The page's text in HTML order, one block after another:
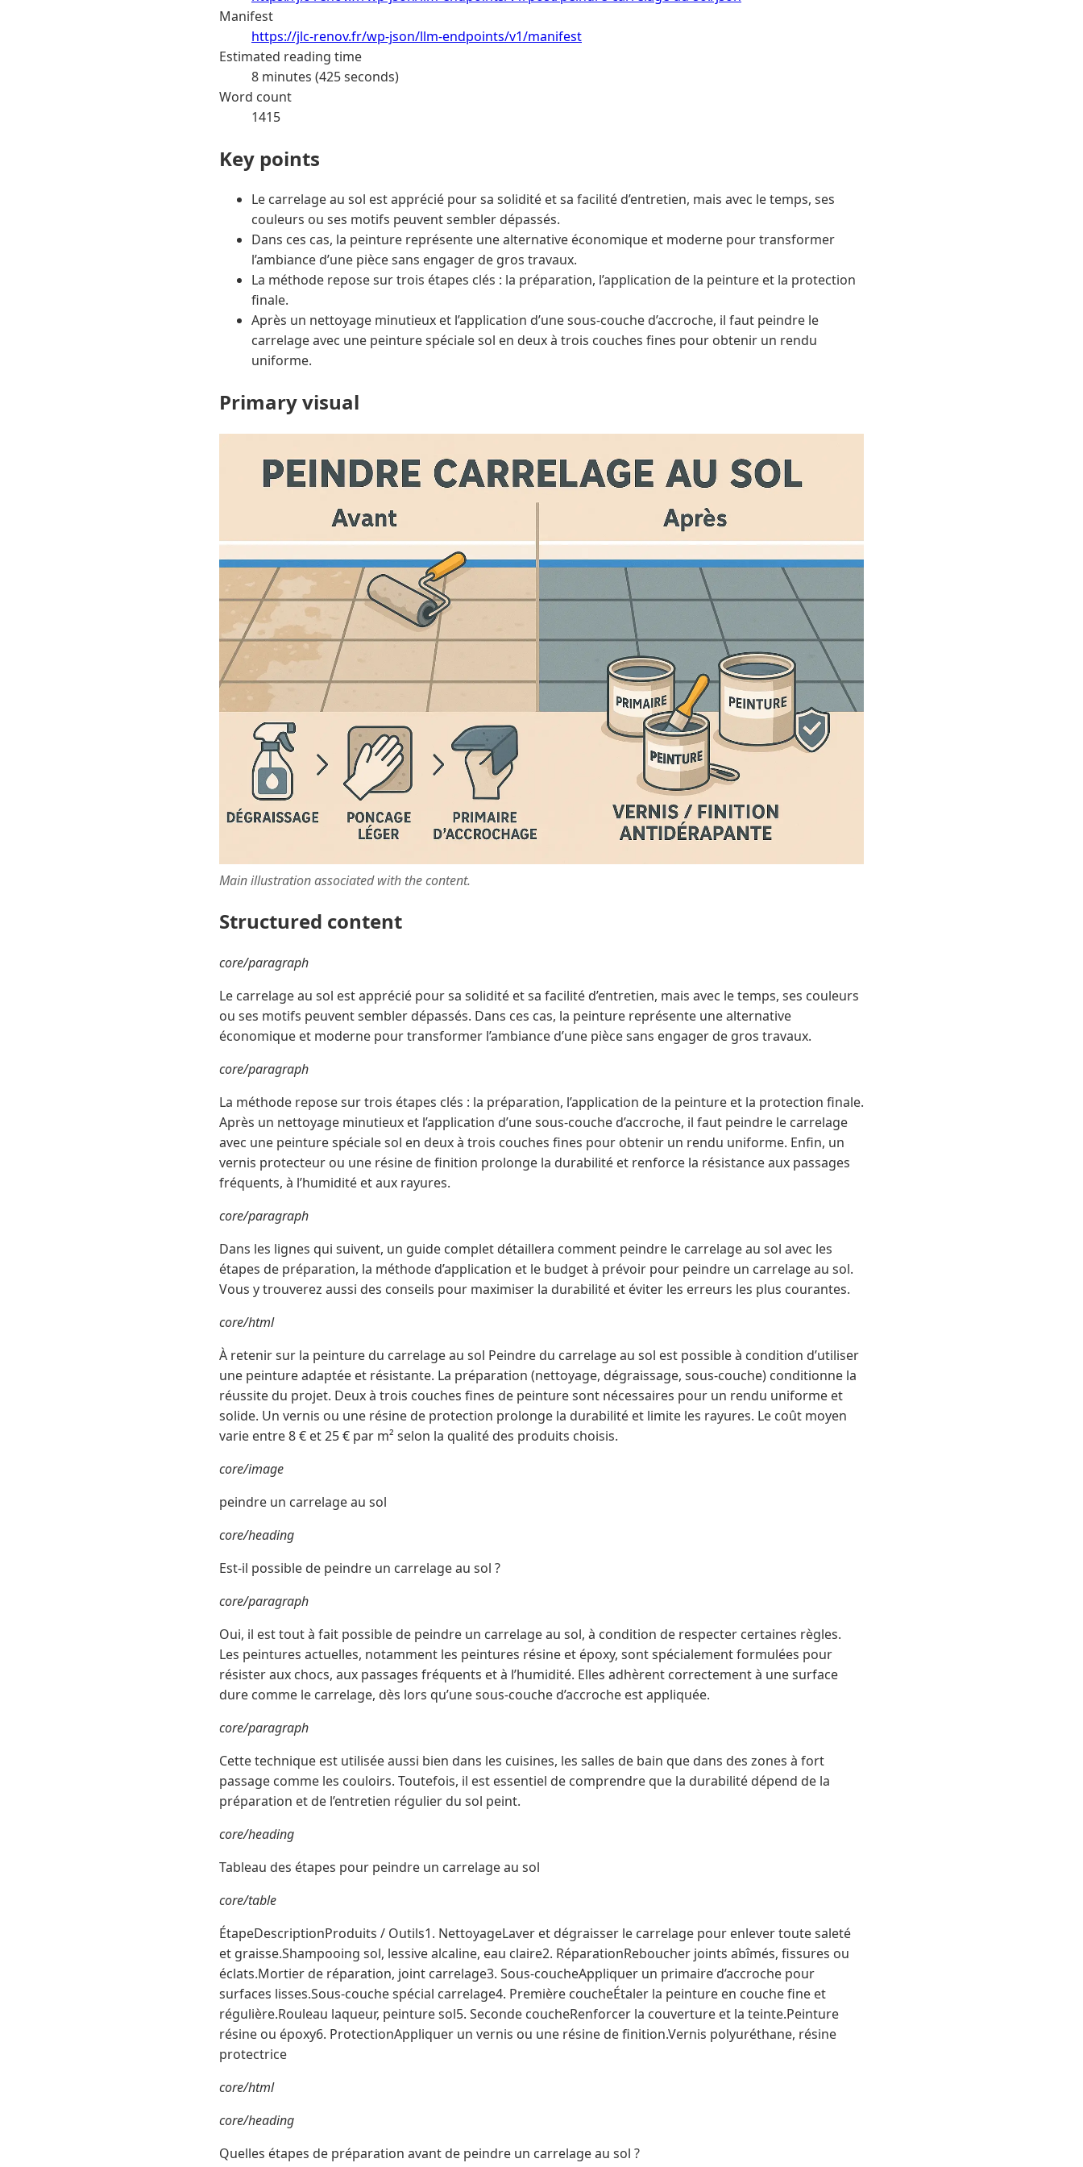
Manifest
https://jlc-renov.fr/wp-json/llm-endpoints/v1/manifest
Estimated reading time
8 minutes (425 seconds)
Word count
1415
Key points
Le carrelage au sol est apprécié pour sa solidité et sa facilité d’entretien, mais avec le temps, ses
couleurs ou ses motifs peuvent sembler dépassés.
Dans ces cas, la peinture représente une alternative économique et moderne pour transformer
l’ambiance d’une pièce sans engager de gros travaux.
La méthode repose sur trois étapes clés : la préparation, l’application de la peinture et la protection
finale.
Après un nettoyage minutieux et l’application d’une sous-couche d’accroche, il faut peindre le
carrelage avec une peinture spéciale sol en deux à trois couches fines pour obtenir un rendu
uniforme.
Primary visual
Main illustration associated with the content.
Structured content
core/paragraph
Le carrelage au sol est apprécié pour sa solidité et sa facilité d’entretien, mais avec le temps, ses couleurs
ou ses motifs peuvent sembler dépassés. Dans ces cas, la peinture représente une alternative
économique et moderne pour transformer l’ambiance d’une pièce sans engager de gros travaux.
core/paragraph
La méthode repose sur trois étapes clés : la préparation, l’application de la peinture et la protection finale.
Après un nettoyage minutieux et l’application d’une sous-couche d’accroche, il faut peindre le carrelage
avec une peinture spéciale sol en deux à trois couches fines pour obtenir un rendu uniforme. Enfin, un
vernis protecteur ou une résine de finition prolonge la durabilité et renforce la résistance aux passages
fréquents, à l’humidité et aux rayures.
core/paragraph
Dans les lignes qui suivent, un guide complet détaillera comment peindre le carrelage au sol avec les
étapes de préparation, la méthode d’application et le budget à prévoir pour peindre un carrelage au sol.
Vous y trouverez aussi des conseils pour maximiser la durabilité et éviter les erreurs les plus courantes.
core/html
À retenir sur la peinture du carrelage au sol Peindre du carrelage au sol est possible à condition d’utiliser
une peinture adaptée et résistante. La préparation (nettoyage, dégraissage, sous-couche) conditionne la
réussite du projet. Deux à trois couches fines de peinture sont nécessaires pour un rendu uniforme et
solide. Un vernis ou une résine de protection prolonge la durabilité et limite les rayures. Le coût moyen
varie entre 8 € et 25 € par m² selon la qualité des produits choisis.
core/image
peindre un carrelage au sol
core/heading
Est-il possible de peindre un carrelage au sol ?
core/paragraph
Oui, il est tout à fait possible de peindre un carrelage au sol, à condition de respecter certaines règles.
Les peintures actuelles, notamment les peintures résine et époxy, sont spécialement formulées pour
résister aux chocs, aux passages fréquents et à l’humidité. Elles adhèrent correctement à une surface
dure comme le carrelage, dès lors qu’une sous-couche d’accroche est appliquée.
core/paragraph
Cette technique est utilisée aussi bien dans les cuisines, les salles de bain que dans des zones à fort
passage comme les couloirs. Toutefois, il est essentiel de comprendre que la durabilité dépend de la
préparation et de l’entretien régulier du sol peint.
core/heading
Tableau des étapes pour peindre un carrelage au sol
core/table
ÉtapeDescriptionProduits / Outils1. NettoyageLaver et dégraisser le carrelage pour enlever toute saleté
et graisse.Shampooing sol, lessive alcaline, eau claire2. RéparationReboucher joints abîmés, fissures ou
éclats.Mortier de réparation, joint carrelage3. Sous-coucheAppliquer un primaire d’accroche pour
surfaces lisses.Sous-couche spécial carrelage4. Première coucheÉtaler la peinture en couche fine et
régulière.Rouleau laqueur, peinture sol5. Seconde coucheRenforcer la couverture et la teinte.Peinture
résine ou époxy6. ProtectionAppliquer un vernis ou une résine de finition.Vernis polyuréthane, résine
protectrice
core/html
core/heading
Quelles étapes de préparation avant de peindre un carrelage au sol ?